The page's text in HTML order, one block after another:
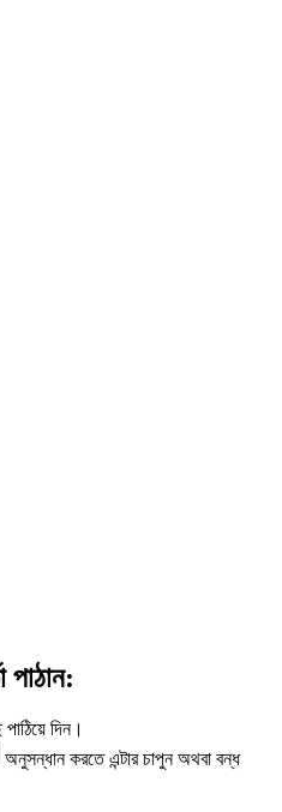
পাঠান:
দিন।
অনুসন্ধান করতে এন্টার চাপুন অথবা বন্ধ